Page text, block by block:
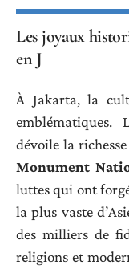
Les joyaux
en J
À Jakarta, la
emblématiques.
dévoile la
Monument
luttes qui ont
la plus vaste
des milliers de
religions et